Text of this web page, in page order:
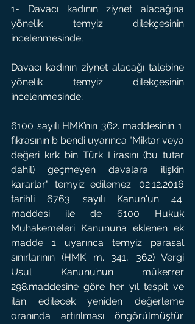
1- Davacı kadının ziynet alacağına
yönelik temyiz dilekçesinin
incelenmesinde;
Davacı kadının ziynet alacağı talebine
yönelik temyiz dilekçesinin
incelenmesinde;
6100 sayılı HMK’nın 362. maddesinin 1.
fıkrasının b bendi uyarınca "Miktar veya
değeri kırk bin Türk Lirasını (bu tutar
dahil) geçmeyen davalara ilişkin
kararlar" temyiz edilemez. 02.12.2016
tarihli 6763 sayılı Kanun'un 44.
maddesi ile de 6100 Hukuk
Muhakemeleri Kanununa eklenen ek
madde 1 uyarınca temyiz parasal
sınırlarının (HMK m. 341, 362) Vergi
Usul Kanunu’nun mükerrer
298.maddesine göre her yıl tespit ve
ilan edilecek yeniden değerleme
oranında artırılması öngörülmüştür.